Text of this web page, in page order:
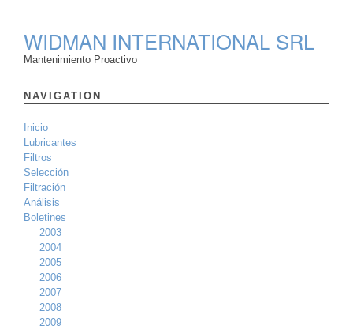
WIDMAN INTERNATIONAL SRL
Mantenimiento Proactivo
NAVIGATION
Inicio
Lubricantes
Filtros
Selección
Filtración
Análisis
Boletines
2003
2004
2005
2006
2007
2008
2009